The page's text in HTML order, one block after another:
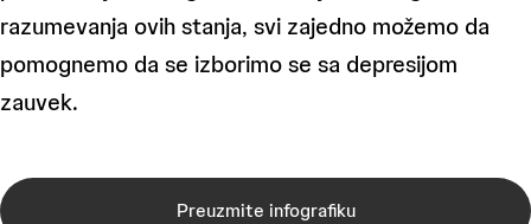
razumevanja ovih stanja, svi zajedno možemo da
pomognemo da se izborimo se sa depresijom
zauvek.
Preuzmite infografiku